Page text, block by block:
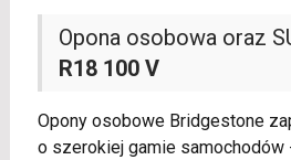
Opona osobowa oraz
R18 100 V
Opony osobowe Bridgestone
o szerokiej gamie samochodów